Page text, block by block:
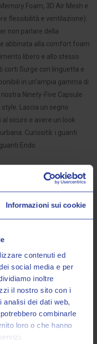
Informazioni sui cookie
contenuti ed
social media e per
inoltre
il nostro sito con i
analisi dei dati web,
combinarle
loro o che hanno
Foam, 3D Air Mesh e
flessibilità e ventilazione):
non parlare della
abbinata alla comfort foam
libero e allo stesso
corti Surge con linguetta e
in un'ampia gamma di
Ninety-Five Capsule
Lascia un segno
sicuro e avere un look
Curiosità: i guanti
Endo.
Sport
esclusive e uno